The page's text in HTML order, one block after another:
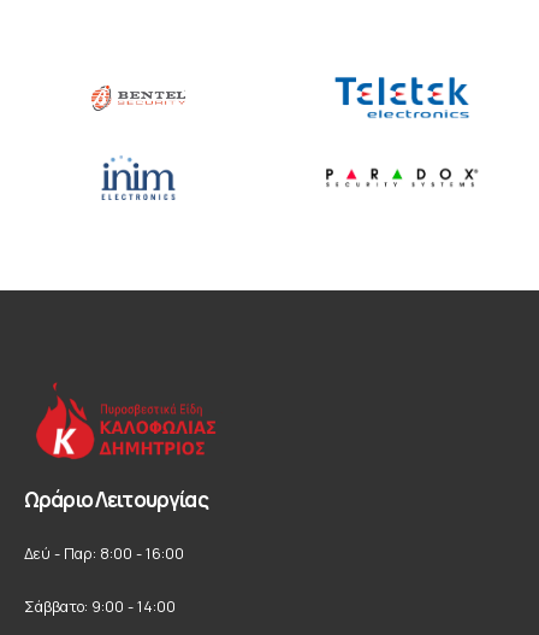
Ωράριο Λειτουργίας
Δεύ - Παρ: 8:00 - 16:00
Σάββατο: 9:00 - 14:00